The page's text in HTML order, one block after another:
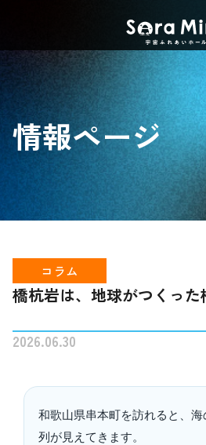
情報ページ
コラム
橋杭岩は、地球がつくった
2026.06.30
橋杭岩は、
地球がつくった
海に並ぶ岩柱は、地球が長い時間を
和歌山県串本町を訪れると、
列が見えてきます。